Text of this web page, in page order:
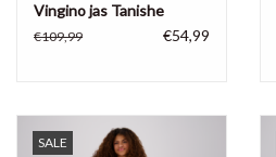
Vingino jas Tanishe
€109,99 €54,99
SALE